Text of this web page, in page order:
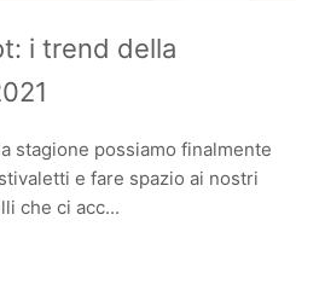
i trend della
stagione possiamo finalmente
e fare spazio ai nostri
che ci acc...